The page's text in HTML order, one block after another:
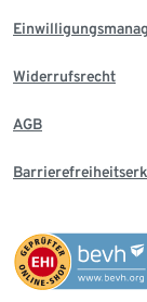
Widerrufsrecht
AGB